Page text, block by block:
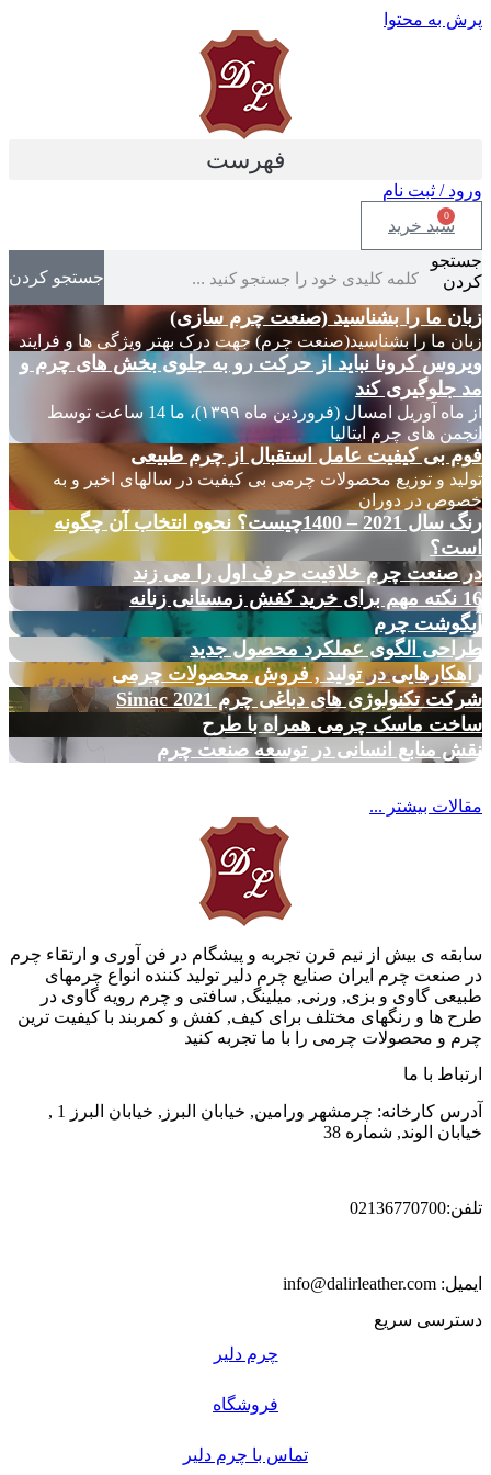
پرش به محتوا
فهرست
ورود / ثبت نام
0
سبد خرید
جستجو
کردن
جستجو کردن
زبان ما را بشناسید (صنعت چرم سازی)
زبان ما را بشناسید(صنعت چرم) جهت درک بهتر ویژگی ها و فرایند
ویروس کرونا نباید از حرکت رو به جلوی بخش های چرم و
مد جلوگیری کند
از ماه آوریل امسال (فروردین ماه ۱۳۹۹)، ما 14 ساعت توسط
انجمن های چرم ایتالیا
فوم بی کیفیت عامل استقبال از چرم طبیعی
تولید و توزیع محصولات چرمی بی کیفیت در سالهای اخیر و به
خصوص در دوران
رنگ سال 2021 – 1400چیست؟ نحوه انتخاب آن چگونه
است؟
در صنعت چرم خلاقیت حرف اول را می زند
16 نکته مهم برای خرید کفش زمستانی زنانه
آبگوشت چرم
طراحی الگوی عملکرد محصول جدید
راهکارهایی در تولید , فروش محصولات چرمی
شرکت تکنولوژی های دباغی چرم Simac 2021
ساخت ماسک چرمی همراه با طرح
نقش منابع انسانی در توسعه صنعت چرم
مقالات بیشتر ...
سابقه ی بیش از نیم قرن تجربه و پیشگام در فن آوری و ارتقاء چرم
در صنعت چرم ایران صنایع چرم دلیر تولید کننده انواع چرمهای
طبیعی گاوی و بزی, ورنی, میلینگ, سافتی و چرم رویه گاوی در
طرح ها و رنگهای مختلف برای کیف, کفش و کمربند با کیفیت ترین
چرم و محصولات چرمی را با ما تجربه کنید
ارتباط با ما
آدرس کارخانه: چرمشهر ورامین, خیابان البرز, خیابان البرز 1 ,
خیابان الوند, شماره 38
تلفن:02136770700
ایمیل: info@dalirleather.com
دسترسی سریع
چرم دلیر
فروشگاه
تماس با چرم دلیر